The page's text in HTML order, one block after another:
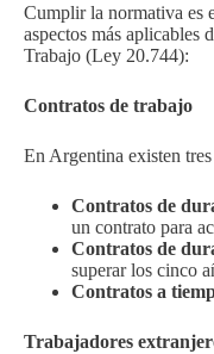
Cumplir la normativa es
aspectos más aplicables
Trabajo (Ley 20.744):
Contratos de trabajo
En Argentina existen
Contratos de
un contrato para
Contratos de
superar los cinco
Contratos a
Trabajadores